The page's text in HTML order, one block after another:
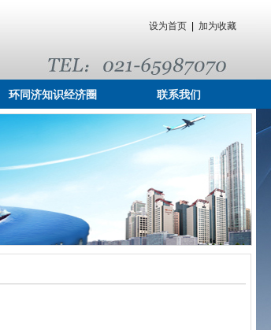
设为首页 加为收藏
环同济知识经济圈 联系我们